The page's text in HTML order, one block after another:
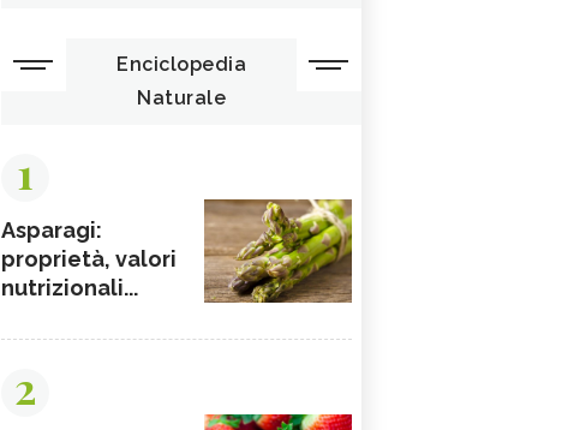
Enciclopedia
Naturale
1
Asparagi:
proprietà, valori
nutrizionali...
2